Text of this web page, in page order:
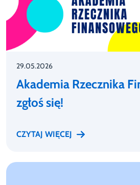
29.05.2026
Akademia Rzecznika
zgłoś się!
CZYTAJ WIĘCEJ